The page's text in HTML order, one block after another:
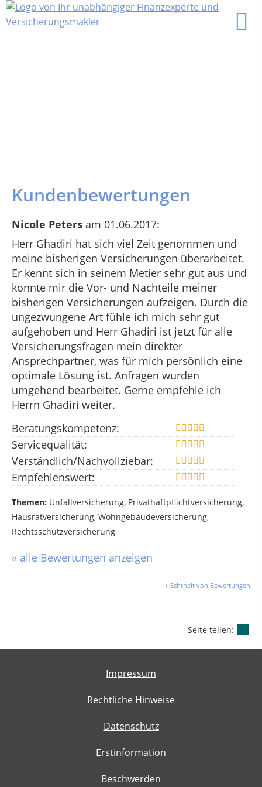
Kundenbewertungen
Nicole Peters am 01.06.2017:
Herr Ghadiri hat sich viel Zeit genommen und
meine bisherigen Versicherungen überarbeitet.
Er kennt sich in seinem Metier sehr gut aus und
konnte mir die Vor- und Nachteile meiner
bisherigen Versicherungen aufzeigen. Durch die
ungezwungene Art fühle ich mich sehr gut
aufgehoben und Herr Ghadiri ist jetzt für alle
Versicherungsfragen mein direkter
Ansprechpartner, was für mich persönlich eine
optimale Lösung ist. Anfragen wurden
umgehend bearbeitet. Gerne empfehle ich
Herrn Ghadiri weiter.
Beratungskompetenz:
Servicequalität:
Verständlich/Nachvollziebar:
Empfehlenswert:
Themen: Unfallversicherung, Privathaftpflichtversicherung,
Hausratversicherung, Wohngebäudeversicherung,
Rechtsschutzversicherung
« alle Bewertungen anzeigen
Echtheit von Bewertungen
Seite teilen:
Impressum
Rechtliche Hinweise
Datenschutz
Erstinformation
Beschwerden